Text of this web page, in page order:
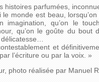
histoires parfumées,
monde est beau, lorsqu’on
imagination, qu’on le
qu’on le goûte du bout
et
l’écriture ou par la voix. »
photo réalisée par Manuel